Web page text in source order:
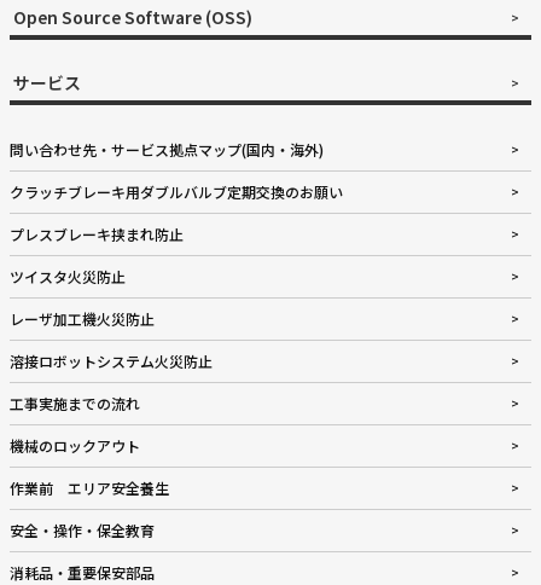
Open Source Software (OSS)
サービス
問い合わせ先・サービス拠点マップ(国内・海外)
クラッチブレーキ用ダブルバルブ定期交換のお願い
プレスブレーキ挟まれ防止
ツイスタ火災防止
レーザ加工機火災防止
溶接ロボットシステム火災防止
工事実施までの流れ
機械のロックアウト
作業前 エリア安全養生
安全・操作・保全教育
消耗品・重要保安部品